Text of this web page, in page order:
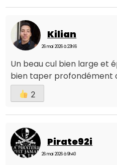
Kilian
26 mai 2026 à 23h16
Un beau cul bien large et
bien taper profondément
2
Pirate92i
26 mai 2026 à 9h40